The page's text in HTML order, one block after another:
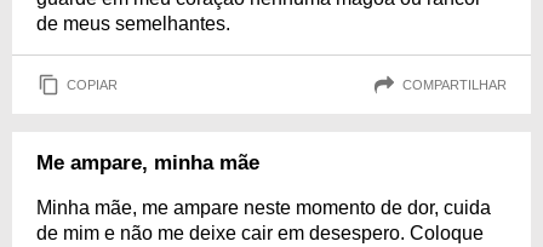
de meus semelhantes.
COPIAR COMPARTILHAR
Me ampare, minha mãe
Minha mãe, me ampare neste momento de dor, cuida
de mim e não me deixe cair em desespero. Coloque